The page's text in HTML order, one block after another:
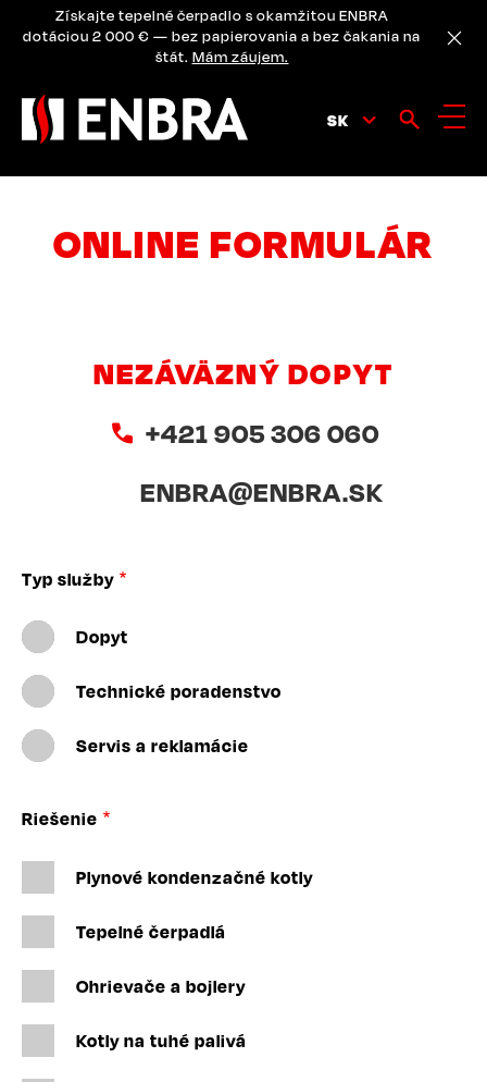
Získajte tepelné čerpadlo s okamžitou ENBRA
dotáciou 2 000 € — bez papierovania a bez čakania na
štát. Mám záujem.
SK
ONLINE FORMULÁR
NEZÁVÄZNÝ DOPYT
+421 905 306 060
ENBRA@ENBRA.SK
Typ služby
Dopyt
Technické poradenstvo
Servis a reklamácie
Riešenie
Plynové kondenzačné kotly
Tepelné čerpadlá
Ohrievače a bojlery
Kotly na tuhé palivá